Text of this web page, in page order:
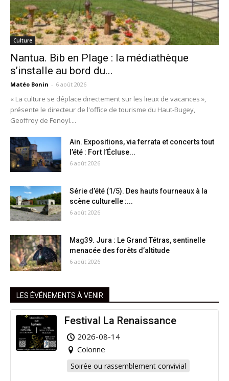
Culture
Nantua. Bib en Plage : la médiathèque
s’installe au bord du...
Matéo Bonin - 6 août 2026
« La culture se déplace directement sur les lieux de vacances »,
présente le directeur de l'office de tourisme du Haut-Bugey,
Geoffroy de Fenoyl....
Ain. Expositions, via ferrata et concerts tout
l’été : Fort l’Écluse...
6 août 2026
Série d’été (1/5). Des hauts fourneaux à la
scène culturelle :...
6 août 2026
Mag39. Jura : Le Grand Tétras, sentinelle
menacée des forêts d’altitude
6 août 2026
LES ÉVÉNEMENTS À VENIR
Festival La Renaissance
2026-08-14
Colonne
Soirée ou rassemblement convivial